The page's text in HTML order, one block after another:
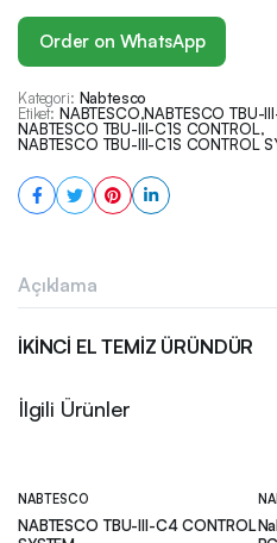
Order on WhatsApp
Kategori: Nabtesco
Etiket: NABTESCO,NABTESCO TBU-
NABTESCO TBU-III-C1S CONTROL,
NABTESCO TBU-III-C1S CONTROL
Açıklama
İKİNCİ EL TEMİZ ÜRÜNDÜR
İlgili Ürünler
NABTESCO
NABTESCO TBU-III-C4 CONTROL